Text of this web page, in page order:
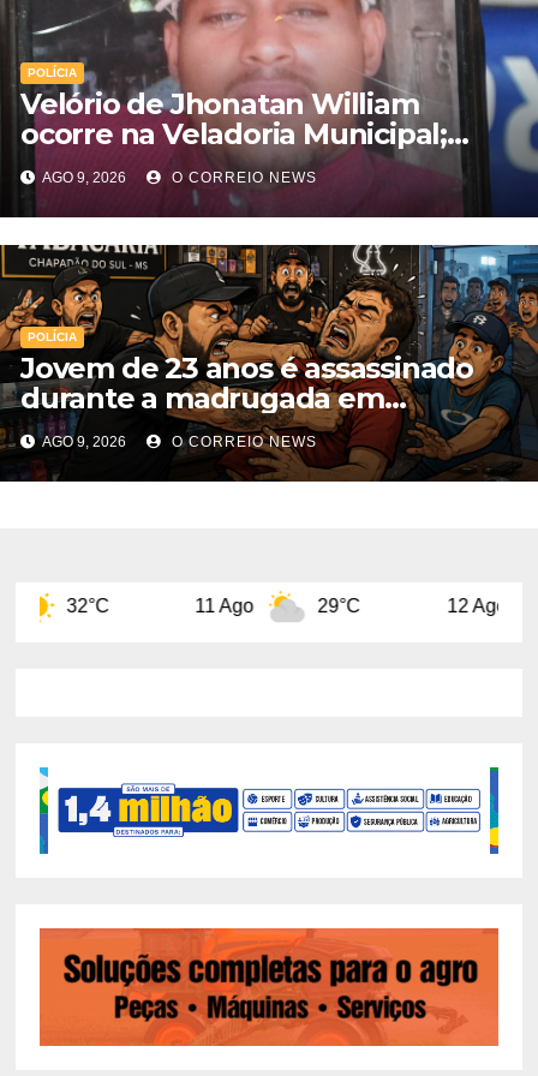
POLÍCIA
Velório de Jhonatan William
ocorre na Veladoria Municipal;
sepultamento será nesta segunda-
feira
AGO 9, 2026 O CORREIO NEWS
POLÍCIA
Jovem de 23 anos é assassinado
durante a madrugada em
Chapadão do Sul
AGO 9, 2026 O CORREIO NEWS
11 Ago 29°C 12 Ago 32°C